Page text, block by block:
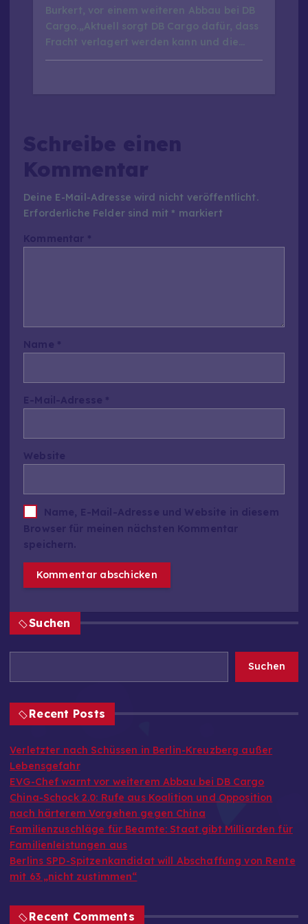
Burkert, vor einem weiteren Abbau bei DB
Cargo.„Aktuell sorgt DB Cargo dafür, dass
Fracht verlagert werden kann und die…
Deine E-Mail-Adresse wird nicht veröffentlicht.
Erforderliche Felder sind mit * markiert
Suchen
Suchen
Recent Posts
Verletzter nach Schüssen in Berlin-Kreuzberg außer
Lebensgefahr
EVG-Chef warnt vor weiterem Abbau bei DB Cargo
China-Schock 2.0: Rufe aus Koalition und Opposition
nach härterem Vorgehen gegen China
Familienzuschläge für Beamte: Staat gibt Milliarden für
Familienleistungen aus
Berlins SPD-Spitzenkandidat will Abschaffung von Rente
mit 63 „nicht zustimmen“
Recent Comments